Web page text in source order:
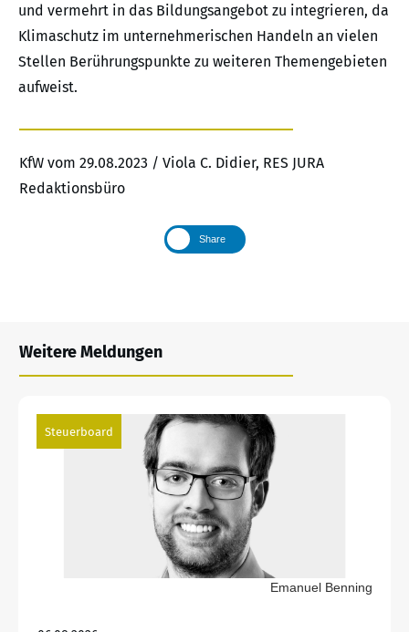
und vermehrt in das Bildungsangebot zu integrieren, da
Klimaschutz im unternehmerischen Handeln an vielen
Stellen Berührungspunkte zu weiteren Themengebieten
aufweist.
KfW vom 29.08.2023 / Viola C. Didier, RES JURA
Redaktionsbüro
Share
Weitere Meldungen
Steuerboard
Emanuel Benning